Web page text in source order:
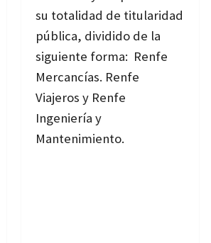
su totalidad de titularidad
pública, dividido de la
siguiente forma: Renfe
Mercancías. Renfe
Viajeros y Renfe
Ingeniería y
Mantenimiento.